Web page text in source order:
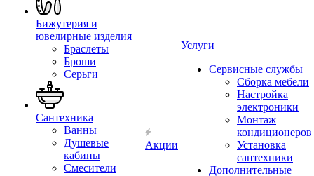
Бижутерия и
ювелирные изделия
Браслеты
Броши
Серьги
Сантехника
Ванны
Душевые
кабины
Смесители
Акции
Услуги
Сервисные службы
Сборка мебели
Настройка
электроники
Монтаж
кондиционеров
Установка
сантехники
Дополнительные